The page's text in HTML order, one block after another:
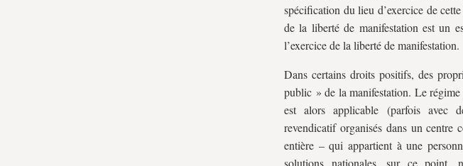
spécification du lieu d’exercice de
de la liberté de manifestation est un
l’exercice de la liberté de manifestation.
Dans certains droits positifs, des
public » de la manifestation. Le
est alors applicable (parfois avec
revendicatif organisés dans un
entière – qui appartient à une
solutions nationales, sur ce point,